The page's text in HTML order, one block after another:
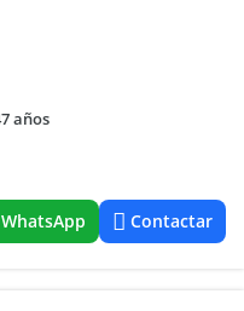
años
WhatsApp Contactar